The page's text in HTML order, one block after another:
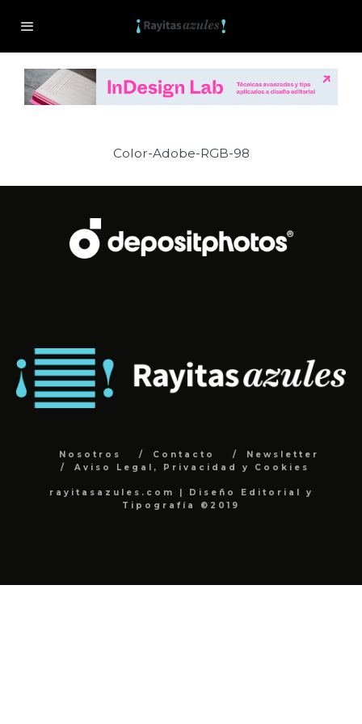
Color-Adobe-RGB-98
Nosotros Contacto
Newsletter
Aviso Legal, Privacidad y Cookies
rayitasazules.com | Diseño Editorial y
Tipografía ©2019